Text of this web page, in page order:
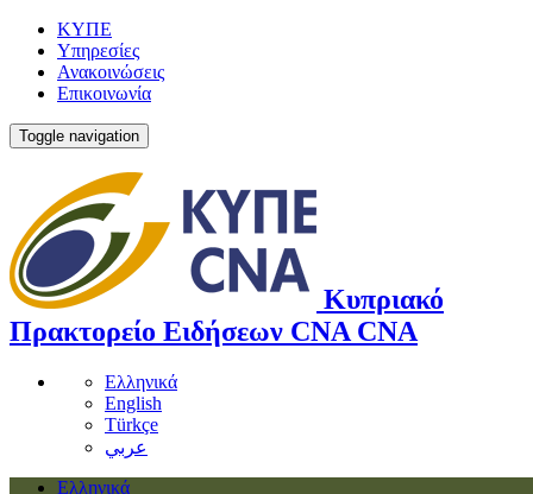
ΚΥΠΕ
Υπηρεσίες
Ανακοινώσεις
Επικοινωνία
Toggle navigation
Κυπριακό
Πρακτορείο Ειδήσεων CNA CNA
Ελληνικά
English
Türkçe
عربي
Ελληνικά